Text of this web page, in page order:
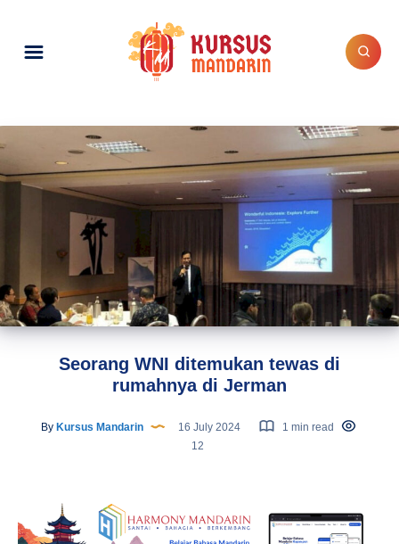
Seorang WNI ditemukan tewas di
rumahnya di Jerman
By Kursus Mandarin 16 July 2024
1 min read
12